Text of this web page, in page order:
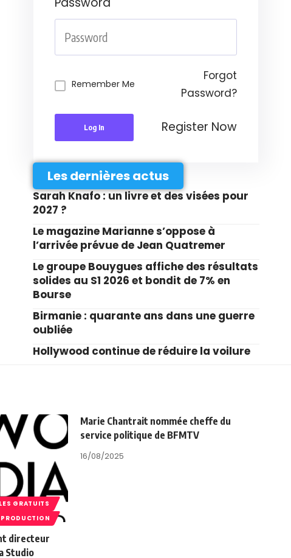
Remember Me
Forgot
Password?
Log In Register Now
Les dernières actus
Sarah Knafo : un livre et des visées pour
2027 ?
Le magazine Marianne s’oppose à
l’arrivée prévue de Jean Quatremer
Le groupe Bouygues affiche des résultats
solides au S1 2026 et bondit de 7% en
Bourse
Birmanie : quarante ans dans une guerre
oubliée
Hollywood continue de réduire la voilure
GRATUITS
PRODUCTION
directeur
Studio
Marie Chantrait nommée cheffe du
service politique de BFMTV
16/08/2025